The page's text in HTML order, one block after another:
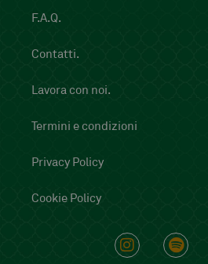
F.A.Q.
Contatti.
Lavora con noi.
Termini e condizioni
Privacy Policy
Cookie Policy